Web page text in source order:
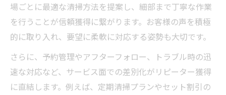
場ごとに最適な清掃方法を提案し、細部まで丁寧な作業
を行うことが信頼獲得に繋がります。お客様の声を積極
的に取り入れ、要望に柔軟に対応する姿勢も大切です。
さらに、予約管理やアフターフォロー、トラブル時の迅
速な対応など、サービス面での差別化がリピーター獲得
に直結します。例えば、定期清掃プランやセット割引の